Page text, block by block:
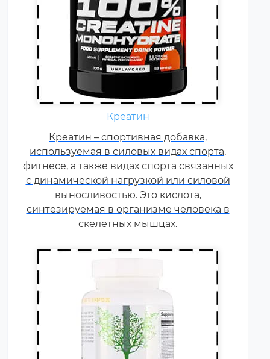
Креатин
Креатин – спортивная добавка,
используемая в силовых видах спорта,
фитнесе, а также видах спорта связанных
с динамической нагрузкой или силовой
выносливостью. Это кислота,
синтезируемая в организме человека в
скелетных мышцах.
Ежедневно каждому
витамины группы В, карнитин –
витамин Т, витамины С, D, E, F.
Постоянные тренировки,
физические и психологические
нагрузки, соревнования
увеличивают суточную норму
витаминов и минералов в 1,5-2